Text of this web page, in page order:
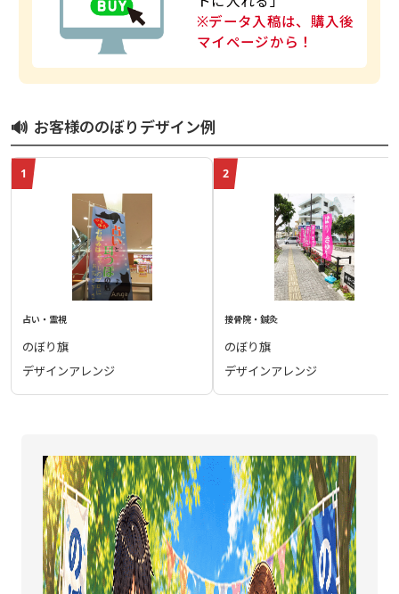
※データ入稿は、購入後
マイページから！
🔊 お客様ののぼりデザイン例
1
占い・霊視
のぼり旗
デザインアレンジ
2
接骨院・鍼灸
のぼり旗
デザインアレンジ